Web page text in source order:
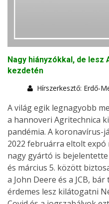
Nagy hiányzókkal, de lesz
kezdetén
Hírszerkesztő: Erdő-
A világ egik legnagyobb
a hannoveri Agritechnica
pandémia. A koronavírus-
2022 februárra eltolt expó
nagy gyártó is
és március 5. között
a John Deere és a JCB,
érdemes lesz kilátogatni